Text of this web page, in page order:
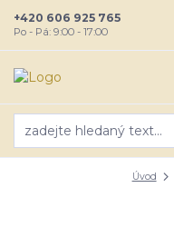
+420 606 925 765
Po - Pá: 9:00 - 17:00
Úvod